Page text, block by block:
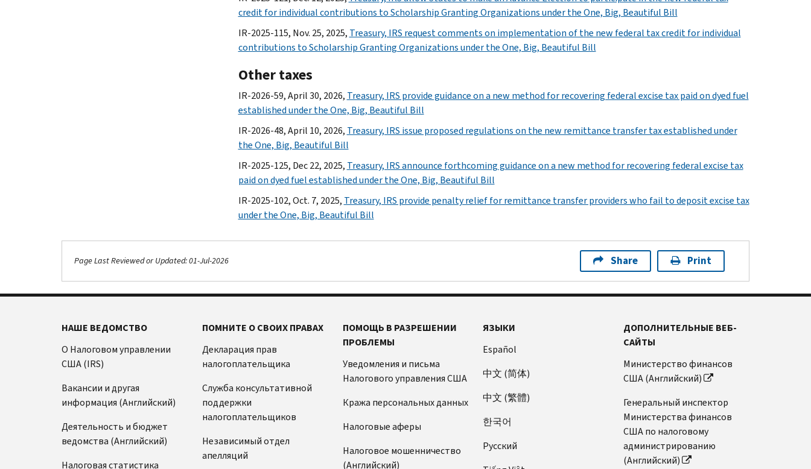
credit for individual contributions to Scholarship Granting Organizations under the One, Big, Beautiful Bill
IR-2025-115, Nov. 25, 2025, Treasury, IRS request comments on implementation of the new federal tax credit for individual
contributions to Scholarship Granting Organizations under the One, Big, Beautiful Bill
Other taxes
IR-2026-59, April 30, 2026, Treasury, IRS provide guidance on a new method for recovering federal excise tax paid on dyed fuel
established under the One, Big, Beautiful Bill
IR-2026-48, April 10, 2026, Treasury, IRS issue proposed regulations on the new remittance transfer tax established under
the One, Big, Beautiful Bill
IR-2025-125, Dec 22, 2025, Treasury, IRS announce forthcoming guidance on a new method for recovering federal excise tax
paid on dyed fuel established under the One, Big, Beautiful Bill
IR-2025-102, Oct. 7, 2025, Treasury, IRS provide penalty relief for remittance transfer providers who fail to deposit excise tax
under the One, Big, Beautiful Bill
Page Last Reviewed or Updated: 01-Jul-2026 Share Print
НАШЕ ВЕДОМСТВО
О Налоговом управлении
США (IRS)
Вакансии и другая
информация (Английский)
Деятельность и бюджет
ведомства (Английский)
Налоговая статистика
ПОМНИТЕ О СВОИХ ПРАВАХ
Декларация прав
налогоплательщика
Служба консультативной
поддержки
налогоплательщиков
Независимый отдел
апелляций
ПОМОЩЬ В РАЗРЕШЕНИИ
ПРОБЛЕМЫ
Уведомления и письма
Налогового управления США
Кража персональных данных
Налоговые аферы
Налоговое мошенничество
(Английский)
ЯЗЫКИ
Español
中文 (简体)
中文 (繁體)
한국어
Pусский
ДОПОЛНИТЕЛЬНЫЕ ВЕБ-
САЙТЫ
Министерство финансов
США (Английский)
Генеральный инспектор
Министерства финансов
США по налоговому
администрированию
(Английский)